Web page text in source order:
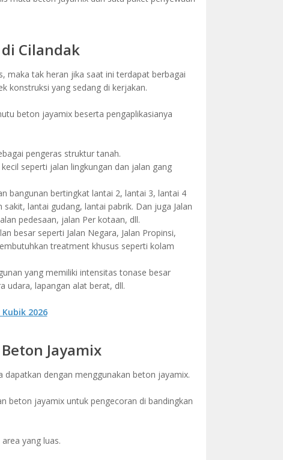
Cilandak
maka tak heran jika saat ini terdapat berbagai
konstruksi yang sedang di kerjakan.
beton jayamix beserta pengaplikasianya
pengeras struktur tanah.
seperti jalan lingkungan dan jalan gang
bangunan bertingkat lantai 2, lantai 3, lantai 4
lantai gudang, lantai pabrik. Dan juga Jalan
pedesaan, jalan Per kotaan, dll.
besar seperti Jalan Negara, Jalan Propinsi,
treatment khusus seperti kolam
yang memiliki intensitas tonase besar
udara, lapangan alat berat, dll.
2026
Jayamix
dengan menggunakan beton jayamix.
beton jayamix untuk pengecoran di bandingkan
yang luas.